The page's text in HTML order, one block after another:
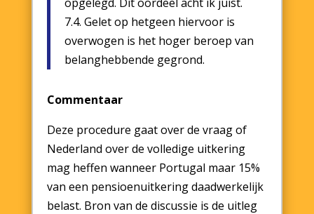
7.4. Gelet op hetgeen hiervoor is
overwogen is het hoger beroep van
belanghebbende gegrond.
Commentaar
Deze procedure gaat over de vraag of
Nederland over de volledige uitkering
mag heffen wanneer Portugal maar 15%
van een pensioenuitkering daadwerkelijk
belast. Bron van de discussie is de uitleg